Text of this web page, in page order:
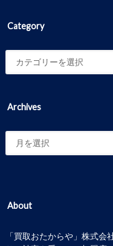
Category
Archives
About
「買取おたからや」株式